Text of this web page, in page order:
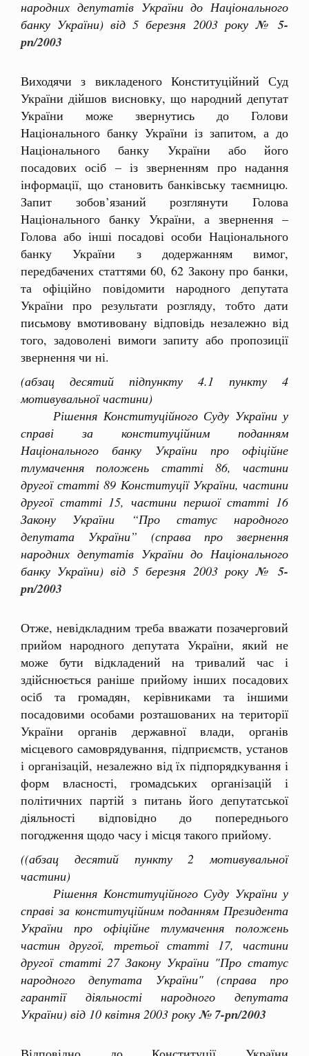
народних депутатів України до Національного
банку України) від 5 березня 2003 року № 5-
рп/2003
Виходячи з викладеного Конституційний Суд
України дійшов висновку, що народний депутат
України може звернутись до Голови
Національного банку України із запитом, а до
Національного банку України або його
посадових осіб – із зверненням про надання
інформації, що становить банківську таємницю.
Запит зобов’язаний розглянути Голова
Національного банку України, а звернення –
Голова або інші посадові особи Національного
банку України з додержанням вимог,
передбачених статтями 60, 62 Закону про банки,
та офіційно повідомити народного депутата
України про результати розгляду, тобто дати
письмову вмотивовану відповідь незалежно від
того, задоволені вимоги запиту або пропозиції
звернення чи ні.
(абзац десятий підпункту 4.1 пункту 4
мотивувальної частини)
Рішення Конституційного Суду України у
справі за конституційним поданням
Національного банку України про офіційне
тлумачення положень статті 86, частини
другої статті 89 Конституції України, частини
другої статті 15, частини першої статті 16
Закону України “Про статус народного
депутата України” (справа про звернення
народних депутатів України до Національного
банку України) від 5 березня 2003 року № 5-
рп/2003
Отже, невідкладним треба вважати позачерговий
прийом народного депутата України, який не
може бути відкладений на тривалий час і
здійснюється раніше прийому інших посадових
осіб та громадян, керівниками та іншими
посадовими особами розташованих на території
України органів державної влади, органів
місцевого самоврядування, підприємств, установ
і організацій, незалежно від їх підпорядкування і
форм власності, громадських організацій і
політичних партій з питань його депутатської
діяльності відповідно до попереднього
погодження щодо часу і місця такого прийому.
((абзац десятий пункту 2 мотивувальної
частини)
Рішення Конституційного Суду України у
справі за конституційним поданням Президента
України про офіційне тлумачення положень
частин другої, третьої статті 17, частини
другої статті 27 Закону України "Про статус
народного депутата України" (справа про
гарантії діяльності народного депутата
України) від 10 квітня 2003 року № 7-рп/2003